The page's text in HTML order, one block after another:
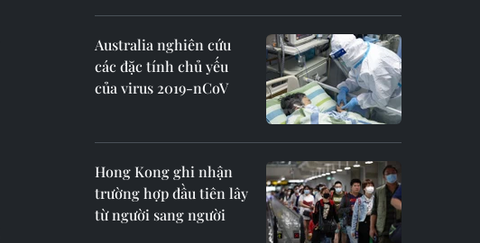
Australia nghiên cứu
các đặc tính chủ yếu
của virus 2019-nCoV
Hong Kong ghi nhận
trường hợp đầu tiên lây
từ người sang người